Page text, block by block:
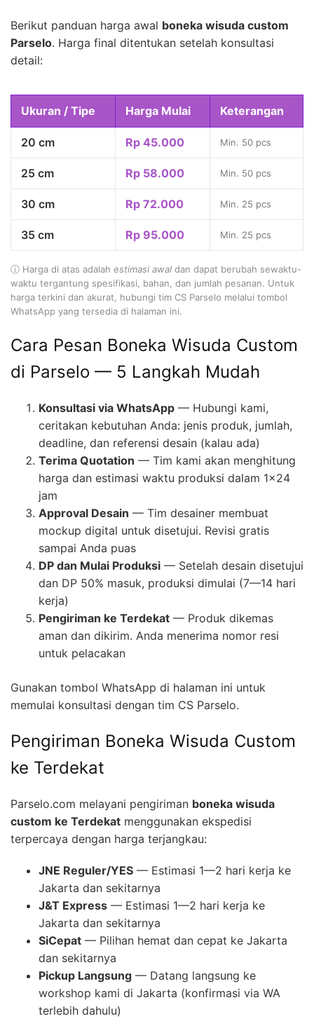
Berikut panduan harga awal boneka wisuda custom
Parselo. Harga final ditentukan setelah konsultasi
detail:
Ukuran / Tipe Harga Mulai Keterangan
20 cm Rp 45.000 Min. 50 pcs
25 cm Rp 58.000 Min. 50 pcs
30 cm Rp 72.000 Min. 25 pcs
35 cm Rp 95.000 Min. 25 pcs
ⓘ Harga di atas adalah estimasi awal dan dapat berubah sewaktu-
waktu tergantung spesifikasi, bahan, dan jumlah pesanan. Untuk
harga terkini dan akurat, hubungi tim CS Parselo melalui tombol
WhatsApp yang tersedia di halaman ini.
Cara Pesan Boneka Wisuda Custom
di Parselo — 5 Langkah Mudah
Konsultasi via WhatsApp — Hubungi kami,
ceritakan kebutuhan Anda: jenis produk, jumlah,
deadline, dan referensi desain (kalau ada)
Terima Quotation — Tim kami akan menghitung
harga dan estimasi waktu produksi dalam 1×24
jam
Approval Desain — Tim desainer membuat
mockup digital untuk disetujui. Revisi gratis
sampai Anda puas
DP dan Mulai Produksi — Setelah desain disetujui
dan DP 50% masuk, produksi dimulai (7—14 hari
kerja)
Pengiriman ke Terdekat — Produk dikemas
aman dan dikirim. Anda menerima nomor resi
untuk pelacakan
Gunakan tombol WhatsApp di halaman ini untuk
memulai konsultasi dengan tim CS Parselo.
Pengiriman Boneka Wisuda Custom
ke Terdekat
Parselo.com melayani pengiriman boneka wisuda
custom ke Terdekat menggunakan ekspedisi
terpercaya dengan harga terjangkau:
JNE Reguler/YES — Estimasi 1—2 hari kerja ke
Jakarta dan sekitarnya
J&T Express — Estimasi 1—2 hari kerja ke
Jakarta dan sekitarnya
SiCepat — Pilihan hemat dan cepat ke Jakarta
dan sekitarnya
Pickup Langsung — Datang langsung ke
workshop kami di Jakarta (konfirmasi via WA
terlebih dahulu)